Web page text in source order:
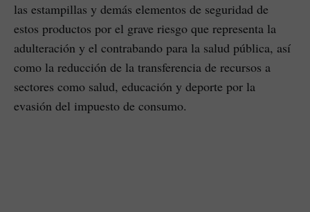
las estampillas y demás elementos de seguridad de
estos productos por el grave riesgo que representa la
adulteración y el contrabando para la salud pública, así
como la reducción de la transferencia de recursos a
sectores como salud, educación y deporte por la
evasión del impuesto de consumo.